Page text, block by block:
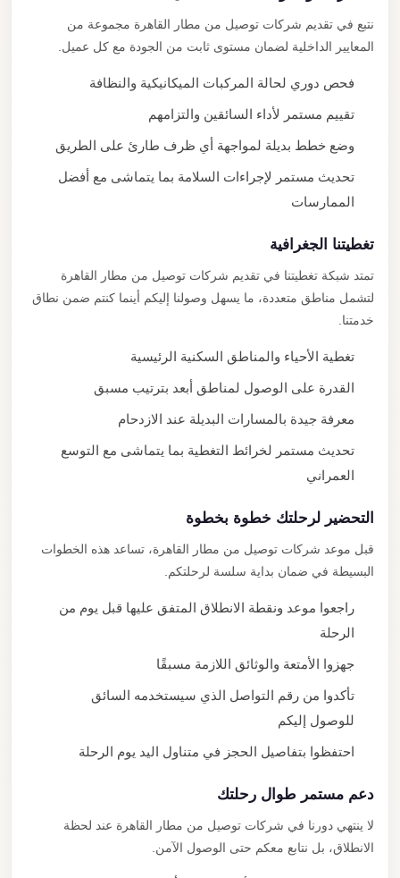
نتبع في تقديم شركات توصيل من مطار القاهرة مجموعة من
المعايير الداخلية لضمان مستوى ثابت من الجودة مع كل عميل.
فحص دوري لحالة المركبات الميكانيكية والنظافة
تقييم مستمر لأداء السائقين والتزامهم
وضع خطط بديلة لمواجهة أي ظرف طارئ على الطريق
تحديث مستمر لإجراءات السلامة بما يتماشى مع أفضل
الممارسات
تغطيتنا الجغرافية
تمتد شبكة تغطيتنا في تقديم شركات توصيل من مطار القاهرة
لتشمل مناطق متعددة، ما يسهل وصولنا إليكم أينما كنتم ضمن نطاق
خدمتنا.
تغطية الأحياء والمناطق السكنية الرئيسية
القدرة على الوصول لمناطق أبعد بترتيب مسبق
معرفة جيدة بالمسارات البديلة عند الازدحام
تحديث مستمر لخرائط التغطية بما يتماشى مع التوسع
العمراني
التحضير لرحلتك خطوة بخطوة
قبل موعد شركات توصيل من مطار القاهرة، تساعد هذه الخطوات
البسيطة في ضمان بداية سلسة لرحلتكم.
راجعوا موعد ونقطة الانطلاق المتفق عليها قبل يوم من
الرحلة
جهزوا الأمتعة والوثائق اللازمة مسبقًا
تأكدوا من رقم التواصل الذي سيستخدمه السائق
للوصول إليكم
احتفظوا بتفاصيل الحجز في متناول اليد يوم الرحلة
دعم مستمر طوال رحلتك
لا ينتهي دورنا في شركات توصيل من مطار القاهرة عند لحظة
الانطلاق، بل نتابع معكم حتى الوصول الآمن.